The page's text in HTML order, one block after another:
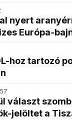
nyert
Európa-
hoz tartozó
választ
jelöltet a